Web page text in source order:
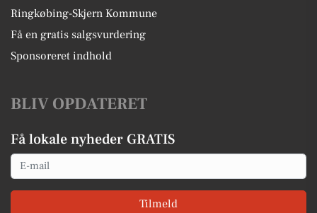
Ringkøbing-Skjern Kommune
Få en gratis salgsvurdering
Sponsoreret indhold
BLIV OPDATERET
Få lokale nyheder GRATIS
Email
Tilmeld